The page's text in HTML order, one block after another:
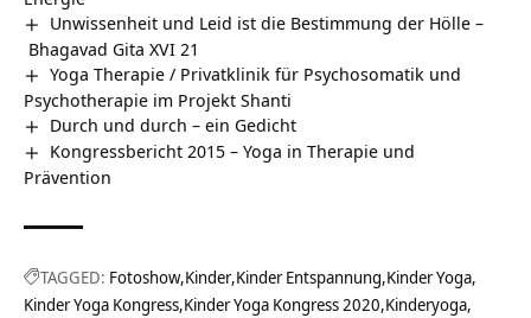
Unwissenheit und Leid ist die Bestimmung der Hölle –
Bhagavad Gita XVI 21
Yoga Therapie / Privatklinik für Psychosomatik und
Psychotherapie im Projekt Shanti
Durch und durch – ein Gedicht
Kongressbericht 2015 – Yoga in Therapie und
Prävention
TAGGED: Fotoshow Kinder Kinder Entspannung Kinder Yoga
Kinder Yoga Kongress Kinder Yoga Kongress 2020 Kinderyoga